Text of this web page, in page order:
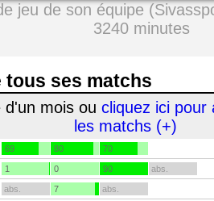
jeu de son équipe
3240 minutes
tous ses matchs
d'un mois ou cliquez ici pour
les matchs (+)
69 80 70
1 0 90 abs.
abs. 7 abs.